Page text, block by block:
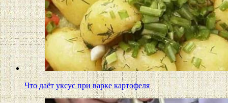
Что даёт уксус при варке картофеля